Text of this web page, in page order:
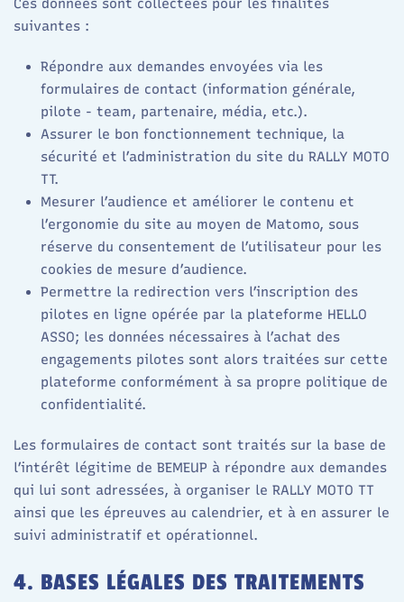
suivantes :
Répondre aux demandes envoyées via les
formulaires de contact (information générale,
pilote - team, partenaire, média, etc.).​
Assurer le bon fonctionnement technique, la
sécurité et l’administration du site du RALLY MOTO
TT. ​
Mesurer l’audience et améliorer le contenu et
l’ergonomie du site au moyen de Matomo, sous
réserve du consentement de l’utilisateur pour les
cookies de mesure d’audience.​
Permettre la redirection vers l’inscription des
pilotes en ligne opérée par la plateforme HELLO
ASSO; les données nécessaires à l’achat des
engagements pilotes sont alors traitées sur cette
plateforme conformément à sa propre politique de
confidentialité.​
Les formulaires de contact sont traités sur la base de
l’intérêt légitime de BEMEUP à répondre aux demandes
qui lui sont adressées, à organiser le RALLY MOTO TT
ainsi que les épreuves au calendrier, et à en assurer le
suivi administratif et opérationnel.
4. BASES LÉGALES DES TRAITEMENTS